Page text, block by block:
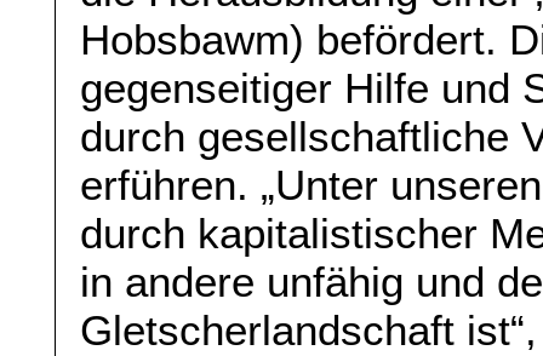
Hobsbawm) befördert.
gegenseitiger Hilfe und
durch gesellschaftliche
erführen. „Unter
durch kapitalistischer
in andere unfähig und
Gletscherlandschaft